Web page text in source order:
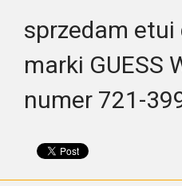
sprzedam etui
marki GUESS
numer 721-